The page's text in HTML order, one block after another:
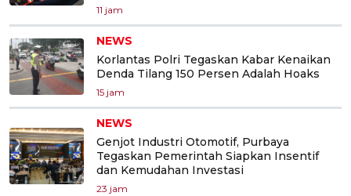
11 jam
NEWS
Korlantas Polri Tegaskan Kabar Kenaikan
Denda Tilang 150 Persen Adalah Hoaks
15 jam
NEWS
Genjot Industri Otomotif, Purbaya
Tegaskan Pemerintah Siapkan Insentif
dan Kemudahan Investasi
23 jam